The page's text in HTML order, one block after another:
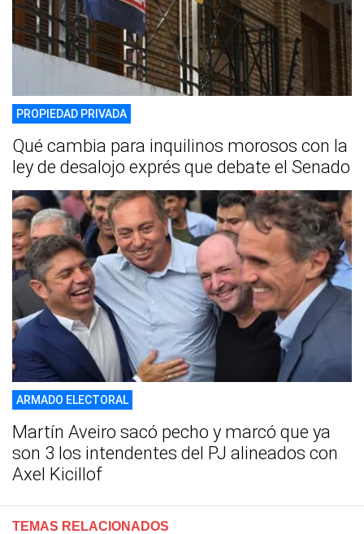
PROPIEDAD PRIVADA
Qué cambia para inquilinos morosos con la
ley de desalojo exprés que debate el Senado
ARMADO ELECTORAL
Martín Aveiro sacó pecho y marcó que ya
son 3 los intendentes del PJ alineados con
Axel Kicillof
TEMAS RELACIONADOS